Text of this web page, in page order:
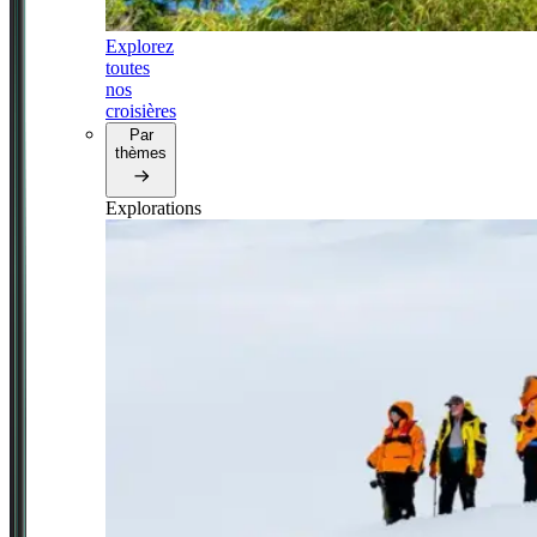
Explorez
toutes
nos
croisières
Par
thèmes
Explorations